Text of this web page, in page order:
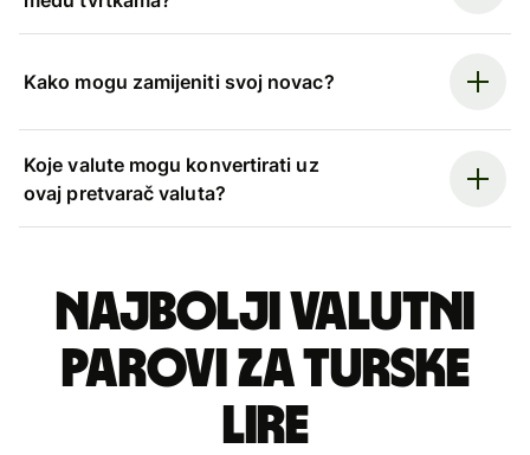
Kako mogu zamijeniti svoj novac?
Koje valute mogu konvertirati uz
ovaj pretvarač valuta?
Najbolji valutni
parovi za turske
lire